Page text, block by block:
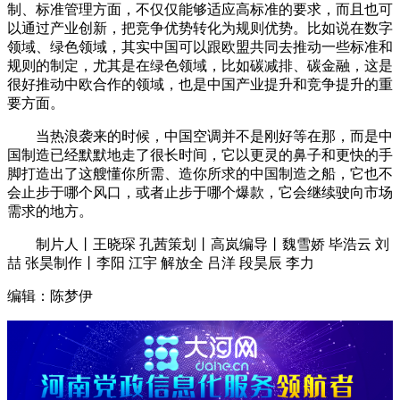
制、标准管理方面，不仅仅能够适应高标准的要求，而且也可
以通过产业创新，把竞争优势转化为规则优势。比如说在数字
领域、绿色领域，其实中国可以跟欧盟共同去推动一些标准和
规则的制定，尤其是在绿色领域，比如碳减排、碳金融，这是
很好推动中欧合作的领域，也是中国产业提升和竞争提升的重
要方面。
当热浪袭来的时候，中国空调并不是刚好等在那，而是中
国制造已经默默地走了很长时间，它以更灵的鼻子和更快的手
脚打造出了这艘懂你所需、造你所求的中国制造之船，它也不
会止步于哪个风口，或者止步于哪个爆款，它会继续驶向市场
需求的地方。
制片人丨王晓琛 孔茜策划丨高岚编导丨魏雪娇 毕浩云 刘
喆 张昊制作丨李阳 江宇 解放全 吕洋 段昊辰 李力
编辑：陈梦伊